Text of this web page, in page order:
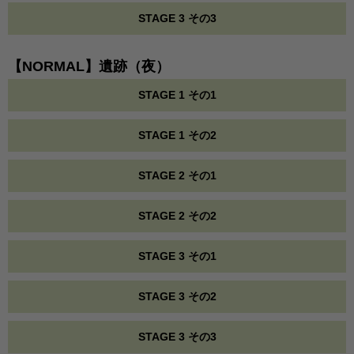
STAGE 3 その3
【NORMAL】遺跡（夜）
STAGE 1 その1
STAGE 1 その2
STAGE 2 その1
STAGE 2 その2
STAGE 3 その1
STAGE 3 その2
STAGE 3 その3